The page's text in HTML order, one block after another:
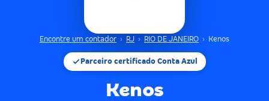
Encontre um contador › RJ › RIO DE JANEIRO › Kenos
Parceiro certificado Conta Azul
Kenos